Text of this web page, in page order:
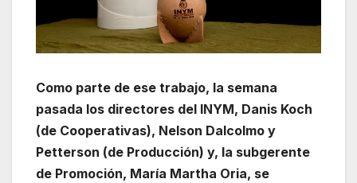
Como parte de ese trabajo, la semana
pasada los directores del INYM, Danis Koch
(de Cooperativas), Nelson Dalcolmo y
Petterson (de Producción) y, la subgerente
de Promoción, María Martha Oria, se